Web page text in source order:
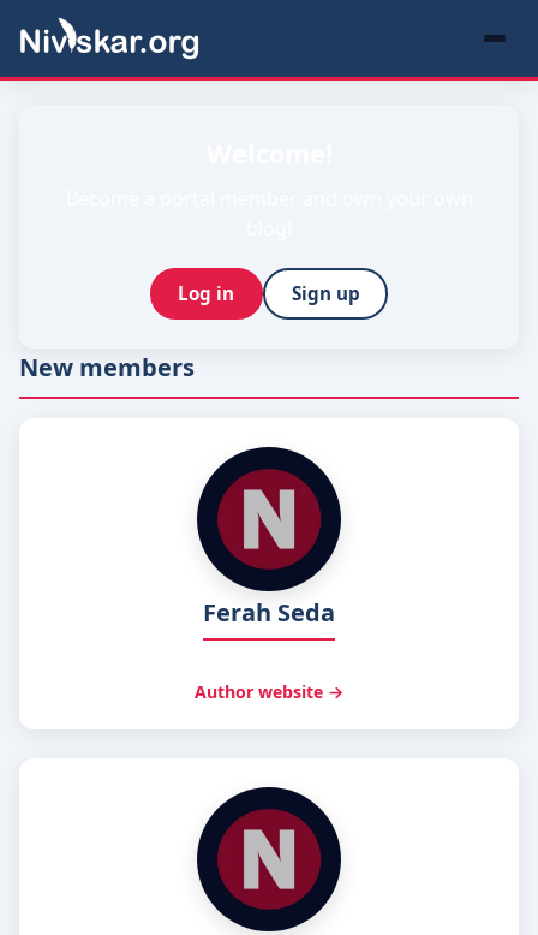
Log in Sign up
New members
Ferah Seda
Author website →